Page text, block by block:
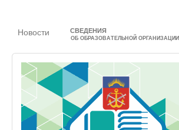
Новости СВЕДЕНИЯ
ОБ ОБРАЗОВАТЕЛЬНОЙ ОРГАНИЗАЦИИ